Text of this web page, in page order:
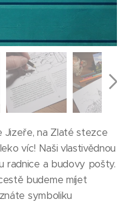
Jizeře, na Zlaté stezce
víc! Naši vlastivědnou
radnice a budovy pošty.
budeme míjet
symboliku